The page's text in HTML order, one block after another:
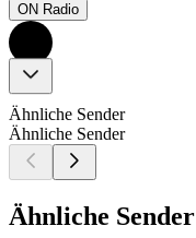
ON Radio
Ähnliche Sender
Ähnliche Sender
Ähnliche Sender